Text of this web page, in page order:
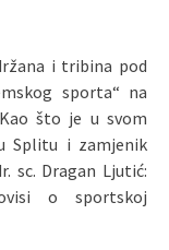
i tribina pod
sporta“ na
što je u svom
Splitu i zamjenik
sc. Dragan Ljutić:
o sportskoj